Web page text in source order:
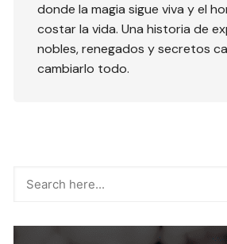
donde la magia sigue viva y el
costar la vida. Una historia de
nobles, renegados y secretos
cambiarlo todo.